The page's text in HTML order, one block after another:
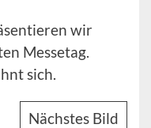
wir
Messetag.
sich.
Nächstes Bild